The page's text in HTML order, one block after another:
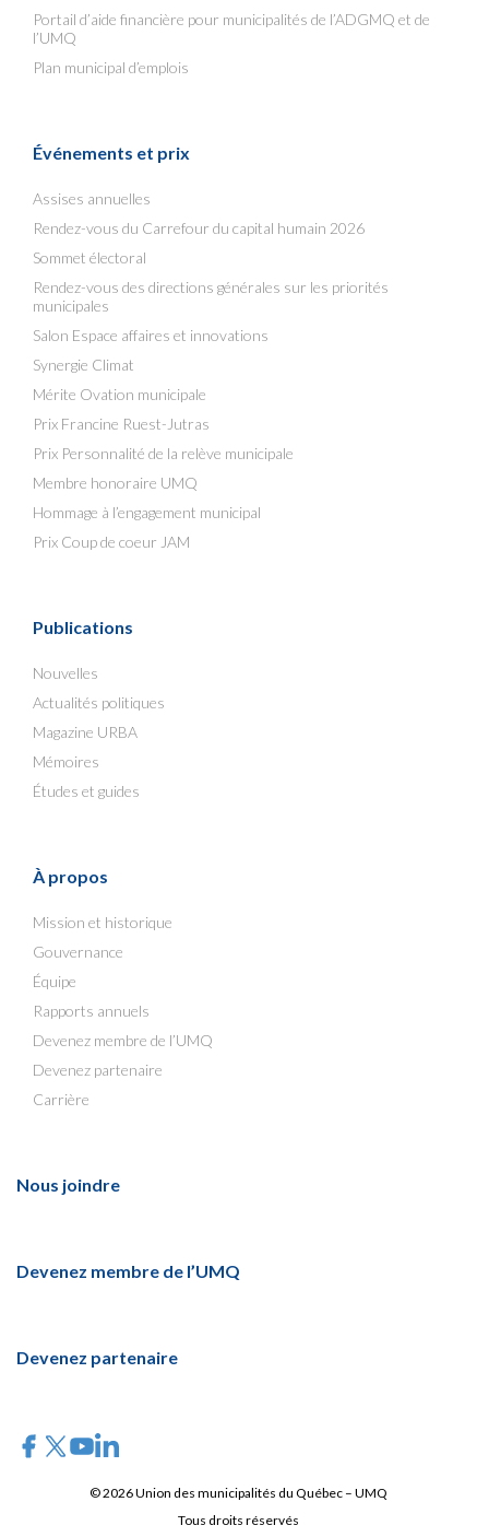
Portail d’aide financière pour municipalités de l’ADGMQ et de
l’UMQ
Plan municipal d’emplois
Événements et prix
Assises annuelles
Rendez-vous du Carrefour du capital humain 2026
Sommet électoral
Rendez-vous des directions générales sur les priorités
municipales
Salon Espace affaires et innovations
Synergie Climat
Mérite Ovation municipale
Prix Francine Ruest-Jutras
Prix Personnalité de la relève municipale
Membre honoraire UMQ
Hommage à l’engagement municipal
Prix Coup de coeur JAM
Publications
Nouvelles
Actualités politiques
Magazine URBA
Mémoires
Études et guides
À propos
Mission et historique
Gouvernance
Équipe
Rapports annuels
Devenez membre de l’UMQ
Devenez partenaire
Carrière
Nous joindre
Devenez membre de l’UMQ
Devenez partenaire
© 2026 Union des municipalités du Québec – UMQ
Tous droits réservés